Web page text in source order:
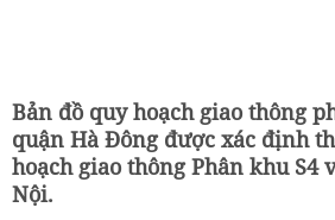
Bản đồ quy hoạch giao thông
quận Hà Đông được xác định
hoạch giao thông Phân khu S4
Nội.